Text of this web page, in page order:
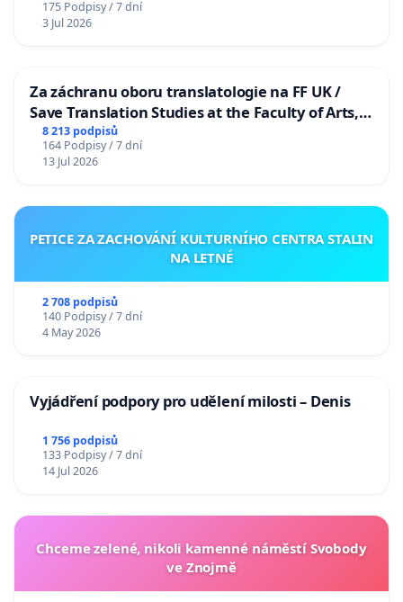
175 Podpisy / 7 dní
3 Jul 2026
Za záchranu oboru translatologie na FF UK /
Save Translation Studies at the Faculty of Arts,
Charles University
8 213 podpisů
164 Podpisy / 7 dní
13 Jul 2026
PETICE ZA ZACHOVÁNÍ KULTURNÍHO CENTRA STALIN
NA LETNÉ
2 708 podpisů
140 Podpisy / 7 dní
4 May 2026
Vyjádření podpory pro udělení milosti – Denis
1 756 podpisů
133 Podpisy / 7 dní
14 Jul 2026
Chceme zelené, nikoli kamenné náměstí Svobody
ve Znojmě